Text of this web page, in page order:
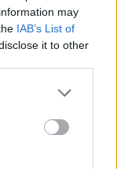
may
IAB’s List of
it to other
Nächster Artikel
Möglichkeiten zum
Sony vergibt
statt Punkte.